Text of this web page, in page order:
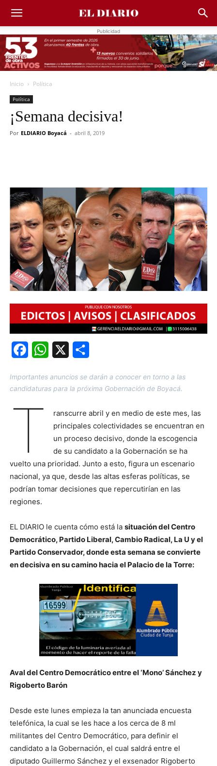
Publicidad
Inicio Política
Política
¡Semana decisiva!
Por ELDIARIO Boyacá - abril 8, 2019
FacebookWhatsApp
Importantes anuncios se darán a conocer en torno a las
candidaturas para la próxima Gobernación de Boyacá.
T
ranscurre abril y en medio de este mes, las
principales colectividades se encuentran en
un proceso decisivo, donde la escogencia
de su candidato a la Gobernación se ha
vuelto una prioridad. Junto a esto, figura un escenario
nacional, ya que, desde las altas esferas políticas, se
podrían tomar decisiones que repercutirían en las
regiones.
EL DIARIO le cuenta cómo está la situación del Centro
Democrático, Partido Liberal, Cambio Radical, La U y el
Partido Conservador, donde esta semana se convierte
en decisiva en su camino hacia el Palacio de la Torre:
Aval del Centro Democrático entre el ‘Mono’ Sánchez y
Rigoberto Barón
Desde este lunes empieza la tan anunciada encuesta
telefónica, la cual se les hace a los cerca de 8 ml
militantes del Centro Democrático, para definir el
candidato a la Gobernación, el cual saldrá entre el
diputado Guillermo Sánchez y el exsenador Rigoberto